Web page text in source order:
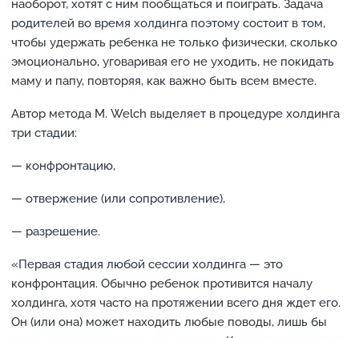
наоборот, хотят с ним пообщаться и поиграть. Задача
родителей во время холдинга поэтому состоит в том,
чтобы удержать ребенка не только физически, сколько
эмоционально, уговаривая его не уходить, не покидать
маму и папу, повторяя, как важно быть всем вместе.
Автор метода М. Welch выделяет в процедуре холдинга
три стадии:
— конфронтацию,
— отвержение (или сопротивление),
— разрешение.
«Первая стадия любой сессии холдинга — это
конфронтация. Обычно ребенок противится началу
холдинга, хотя часто на протяжении всего дня ждет его.
Он (или она) может находить любые поводы, лишь бы